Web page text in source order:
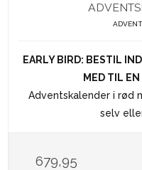
EARLY BIRD: BESTIL
MED TIL
Adventskalender i rød
selv
679,95